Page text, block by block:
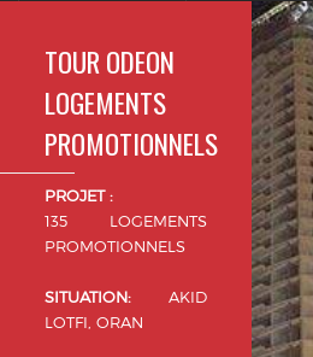
TOUR ODEON
LOGEMENTS
PROMOTIONNELS
PROJET :
135 LOGEMENTS
PROMOTIONNELS
SITUATION: AKID
LOTFI, ORAN